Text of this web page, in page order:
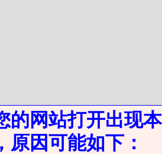
的网站打开出现
原因可能如下：